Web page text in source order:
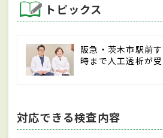
トピックス
阪急・茨木市駅前
時まで人工透析が
対応できる検査内容